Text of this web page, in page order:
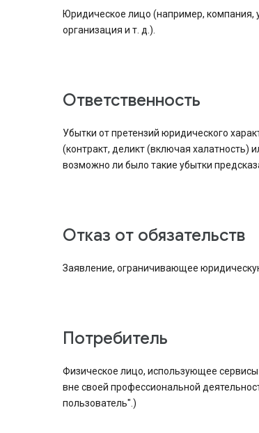
Юридическое лицо (например, компания,
организация и т. д.).
Ответственность
Убытки от претензий юридического
(контракт, деликт (включая халатность)
возможно ли было такие убытки
Отказ от обязательств
Заявление, ограничивающее
Потребитель
Физическое лицо, использующее
вне своей профессиональной
пользователь".)